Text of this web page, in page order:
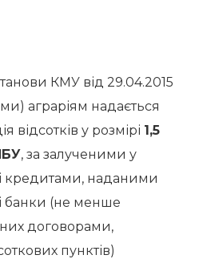
КМУ від 29.04.2015
аграріям надається
відсотків у розмірі 1,5
, за залученими у
кредитами, наданими
банки (не менше
договорами,
пунктів)